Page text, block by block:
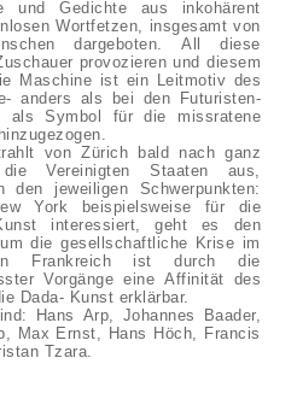
und Gedichte aus inkohärent
Wortfetzen, insgesamt von
dargeboten. All diese
provozieren und diesem
Maschine ist ein Leitmotiv des
anders als bei den Futuristen-
als Symbol für die missratene
von Zürich bald nach ganz
Vereinigten Staaten aus,
jeweiligen Schwerpunkten:
York beispielsweise für die
interessiert, geht es den
die gesellschaftliche Krise im
In Frankreich ist durch die
Vorgänge eine Affinität des
Dada- Kunst erklärbar.
Hans Arp, Johannes Baader,
Max Ernst, Hans Höch, Francis
Tzara.